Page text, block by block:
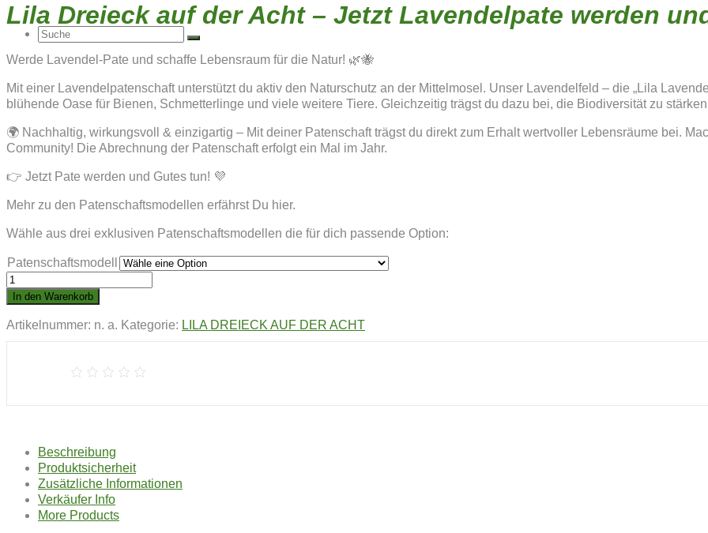
Suche
nach:
Lila Dreieck auf der Acht – Jetzt Lavendelpate werden
Werde Lavendel-Pate und schaffe Lebensraum für die Natur! 🌿🐝
Mit einer Lavendelpatenschaft unterstützt du aktiv den Naturschutz an der Mittelmosel. Unser Lavendelfeld – die „Lila
blühende Oase für Bienen, Schmetterlinge und viele weitere Tiere. Gleichzeitig trägst du dazu bei, die Biodiversität zu
🌍 Nachhaltig, wirkungsvoll & einzigartig – Mit deiner Patenschaft trägst du direkt zum Erhalt wertvoller Lebensräume bei.
Community! Die Abrechnung der Patenschaft erfolgt ein Mal im Jahr.
👉 Jetzt Pate werden und Gutes tun! 💜
Mehr zu den Patenschaftsmodellen erfährst Du hier.
Wähle aus drei exklusiven Patenschaftsmodellen die für dich passende Option:
Patenschaftsmodell
LILA
DREIECK
DER
ACHT
Menge
In den Warenkorb
Artikelnummer: n. a. Kategorie: LILA DREIECK AUF DER ACHT
Beschreibung
Produktsicherheit
Zusätzliche Informationen
Verkäufer Info
More Products